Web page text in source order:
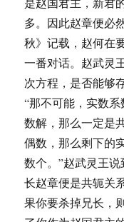
多。因此赵章便必
秋》记载，赵何在
一番对话。赵武灵
次方程，是否能够
“那不可能，实数
数解，那么一定是
偶数，那么剩下的
数个。”赵武灵王
长赵章便是共轭关
果你要杀掉兄长，